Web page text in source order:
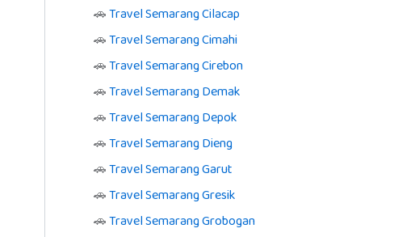
🚗Travel Semarang Cilacap
🚗Travel Semarang Cimahi
🚗Travel Semarang Cirebon
🚗Travel Semarang Demak
🚗Travel Semarang Depok
🚗Travel Semarang Dieng
🚗Travel Semarang Garut
🚗Travel Semarang Gresik
🚗Travel Semarang Grobogan